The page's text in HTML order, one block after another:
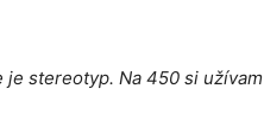
je stereotyp. Na 450 si užívam